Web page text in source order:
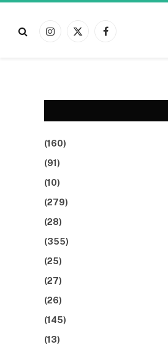
فيسبوكX
الانستغرام
(160)
(91)
(10)
(279)
(28)
(355)
(25)
(27)
(26)
(145)
(13)